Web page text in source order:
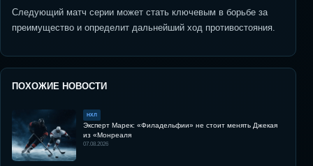
Следующий матч серии может стать ключевым в борьбе за
преимущество и определит дальнейший ход противостояния.
ПОХОЖИЕ НОВОСТИ
НХЛ
Эксперт Марек: «Филадельфии» не стоит менять Джекая
из «Монреаля
07.08.2026